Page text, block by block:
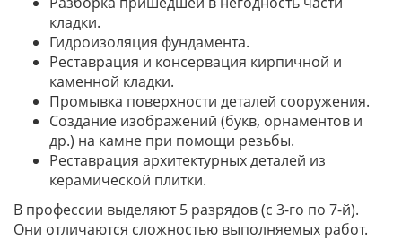
кладки.
Гидроизоляция фундамента.
Реставрация и консервация кирпичной и
каменной кладки.
Промывка поверхности деталей сооружения.
Создание изображений (букв, орнаментов и
др.) на камне при помощи резьбы.
Реставрация архитектурных деталей из
керамической плитки.
В профессии выделяют 5 разрядов (с 3-го по 7-й).
Они отличаются сложностью выполняемых работ.